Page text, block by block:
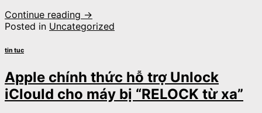
Continue reading →
Posted in Uncategorized
tin tuc
Apple chính thức hỗ trợ Unlock
iClould cho máy bị “RELOCK từ xa”